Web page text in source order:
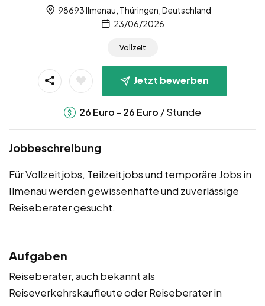
98693 Ilmenau, Thüringen, Deutschland
23/06/2026
Vollzeit
Jetzt bewerben
26 Euro - 26 Euro / Stunde
Jobbeschreibung
Für Vollzeitjobs, Teilzeitjobs und temporäre Jobs in
Ilmenau werden gewissenhafte und zuverlässige
Reiseberater gesucht.
Aufgaben
Reiseberater, auch bekannt als
Reiseverkehrskaufleute oder Reiseberater in